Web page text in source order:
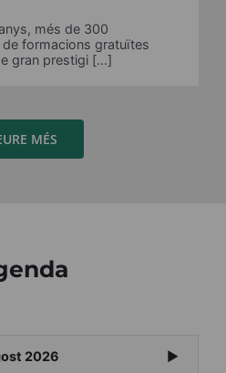
més de 300
formacions gratuïtes
gran prestigi [...]
MÉS
2026 ►